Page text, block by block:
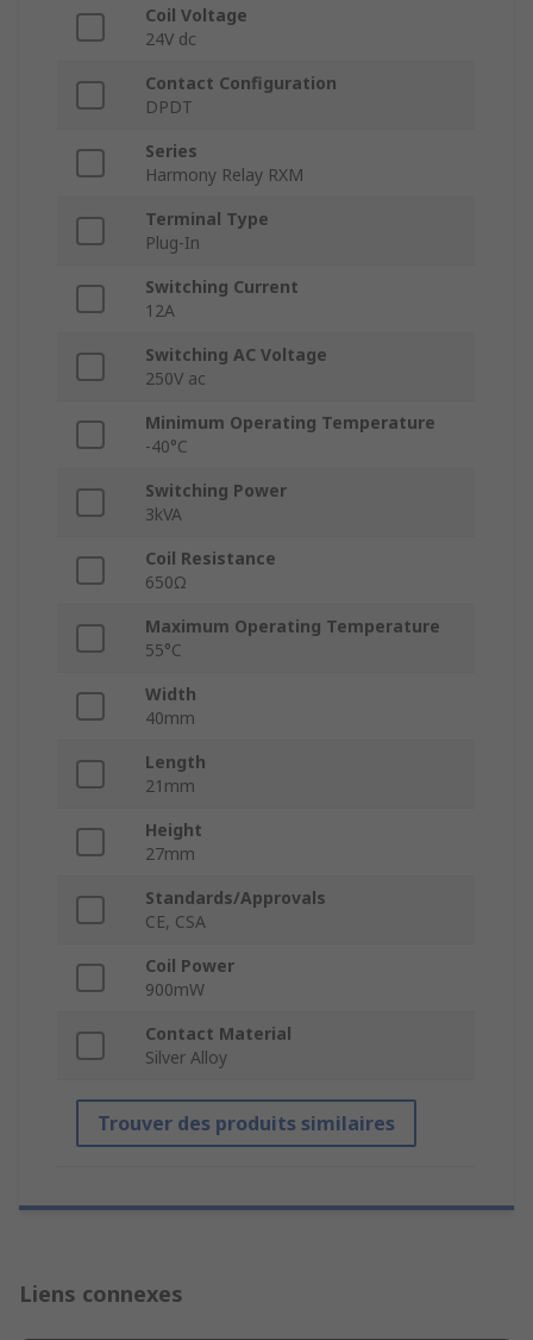
Coil Voltage
24V dc
Contact Configuration
DPDT
Series
Harmony Relay RXM
Terminal Type
Plug-In
Switching Current
12A
Switching AC Voltage
250V ac
Minimum Operating Temperature
-40°C
Switching Power
3kVA
Coil Resistance
650Ω
Maximum Operating Temperature
55°C
Width
40mm
Length
21mm
Height
27mm
Standards/Approvals
CE, CSA
Coil Power
900mW
Contact Material
Silver Alloy
Trouver des produits similaires
Liens connexes